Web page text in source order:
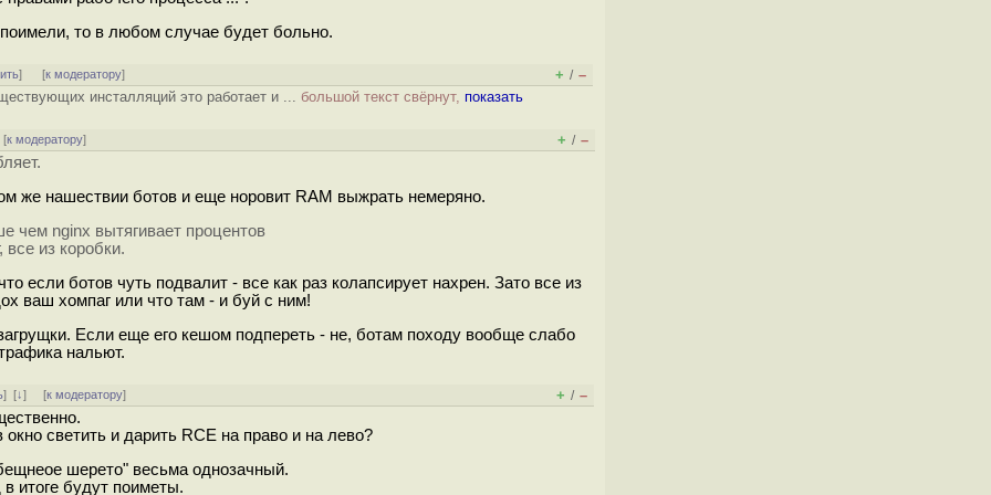
то в любом случае будет больно.
] [к модератору] + / –
инсталляций это работает и ... большой текст свёрнут, показать
к модератору] + / –
же нашествии ботов и еще норовит RAM выжрать немеряно.
чем nginx вытягивает процентов
все из коробки.
если ботов чуть подвалит - все как раз колапсирует нахрен. Зато все из
ваш хомпаг или что там - и буй с ним!
Если еще его кешом подпереть - не, ботам походу вообще слабо
нальют.
][↓] [к модератору] + / –
светить и дарить RCE на право и на лево?
шерето" весьма однозачный.
итоге будут поиметы.